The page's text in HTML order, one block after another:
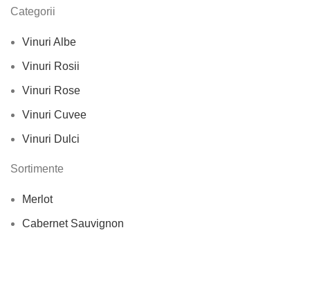
Categorii
Vinuri Albe
Vinuri Rosii
Vinuri Rose
Vinuri Cuvee
Vinuri Dulci
Sortimente
Merlot
Cabernet Sauvignon